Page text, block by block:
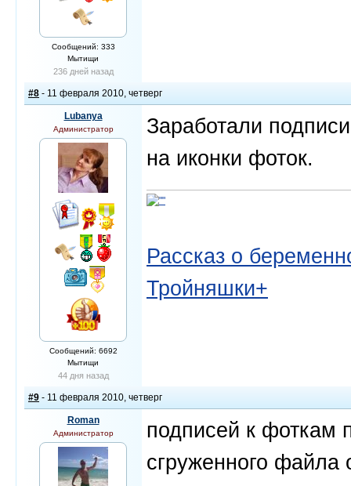
Сообщений: 333
Мытищи
236 дней назад
#8 - 11 февраля 2010, четверг
Lubanya
Администратор
Сообщений: 6692
Мытищи
44 дня назад
Заработали
на иконки фоток.
Рассказ о
Тройняшки+
#9 - 11 февраля 2010, четверг
Roman
Администратор
подписей к фоткам
сгруженного файла